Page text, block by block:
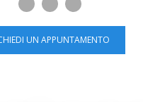
UN APPUNTAMENTO